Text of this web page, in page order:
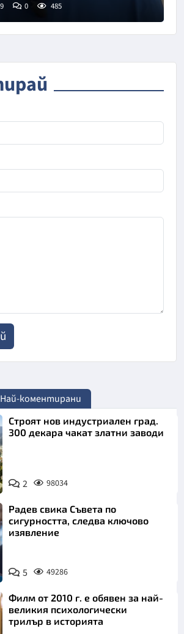
0 485
Най-коментирани
Строят нов индустриален град.
300 декара чакат златни заводи
2 98034
Радев свика Съвета по
сигурността, следва ключово
изявление
5 49286
Филм от 2010 г. е обявен за най-
великия психологически
трилър в историята